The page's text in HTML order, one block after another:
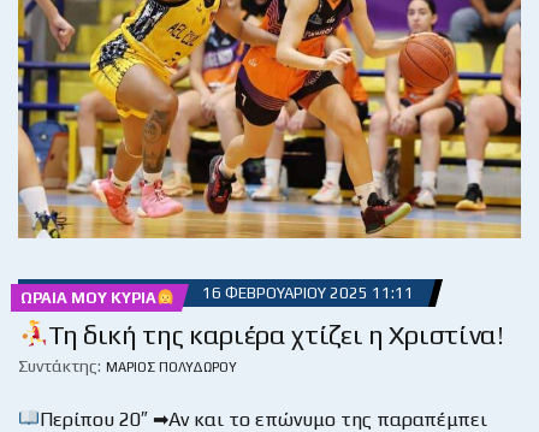
ΩΡΑΊΑ ΜΟΥ ΚΥΡΊΑ 16 ΦΕΒΡΟΥΑΡΊΟΥ 2025 11:11
Τη δική της καριέρα χτίζει η Χριστίνα!
Συντάκτης: ΜΆΡΙΟΣ ΠΟΛΥΔΏΡΟΥ
Περίπου 20″ ➡Αν και το επώνυμο της παραπέμπει